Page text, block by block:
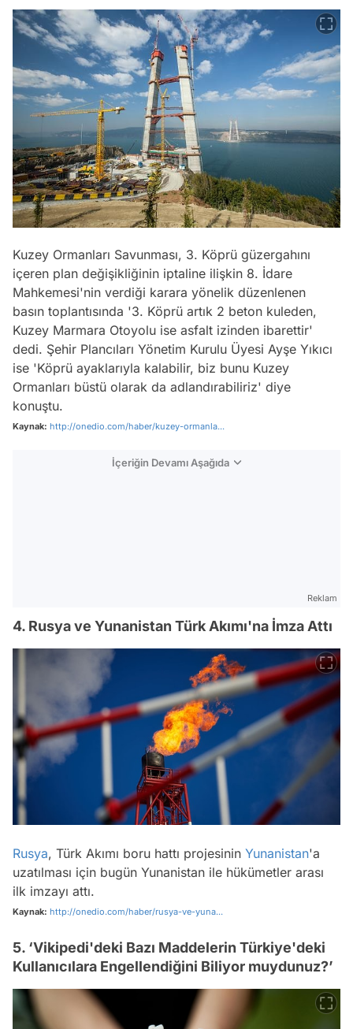
Kuzey Ormanları Savunması, 3. Köprü güzergahını
içeren plan değişikliğinin iptaline ilişkin 8. İdare
Mahkemesi'nin verdiği karara yönelik düzenlenen
basın toplantısında '3. Köprü artık 2 beton kuleden,
Kuzey Marmara Otoyolu ise asfalt izinden ibarettir'
dedi. Şehir Plancıları Yönetim Kurulu Üyesi Ayşe Yıkıcı
ise 'Köprü ayaklarıyla kalabilir, biz bunu Kuzey
Ormanları büstü olarak da adlandırabiliriz' diye
konuştu.
Kaynak: http://onedio.com/haber/kuzey-ormanla...
İçeriğin Devamı Aşağıda
Reklam
4. Rusya ve Yunanistan Türk Akımı'na İmza Attı
Rusya, Türk Akımı boru hattı projesinin Yunanistan'a
uzatılması için bugün Yunanistan ile hükümetler arası
ilk imzayı attı.
Kaynak: http://onedio.com/haber/rusya-ve-yuna...
5. ‘Vikipedi'deki Bazı Maddelerin Türkiye'deki
Kullanıcılara Engellendiğini Biliyor muydunuz?’